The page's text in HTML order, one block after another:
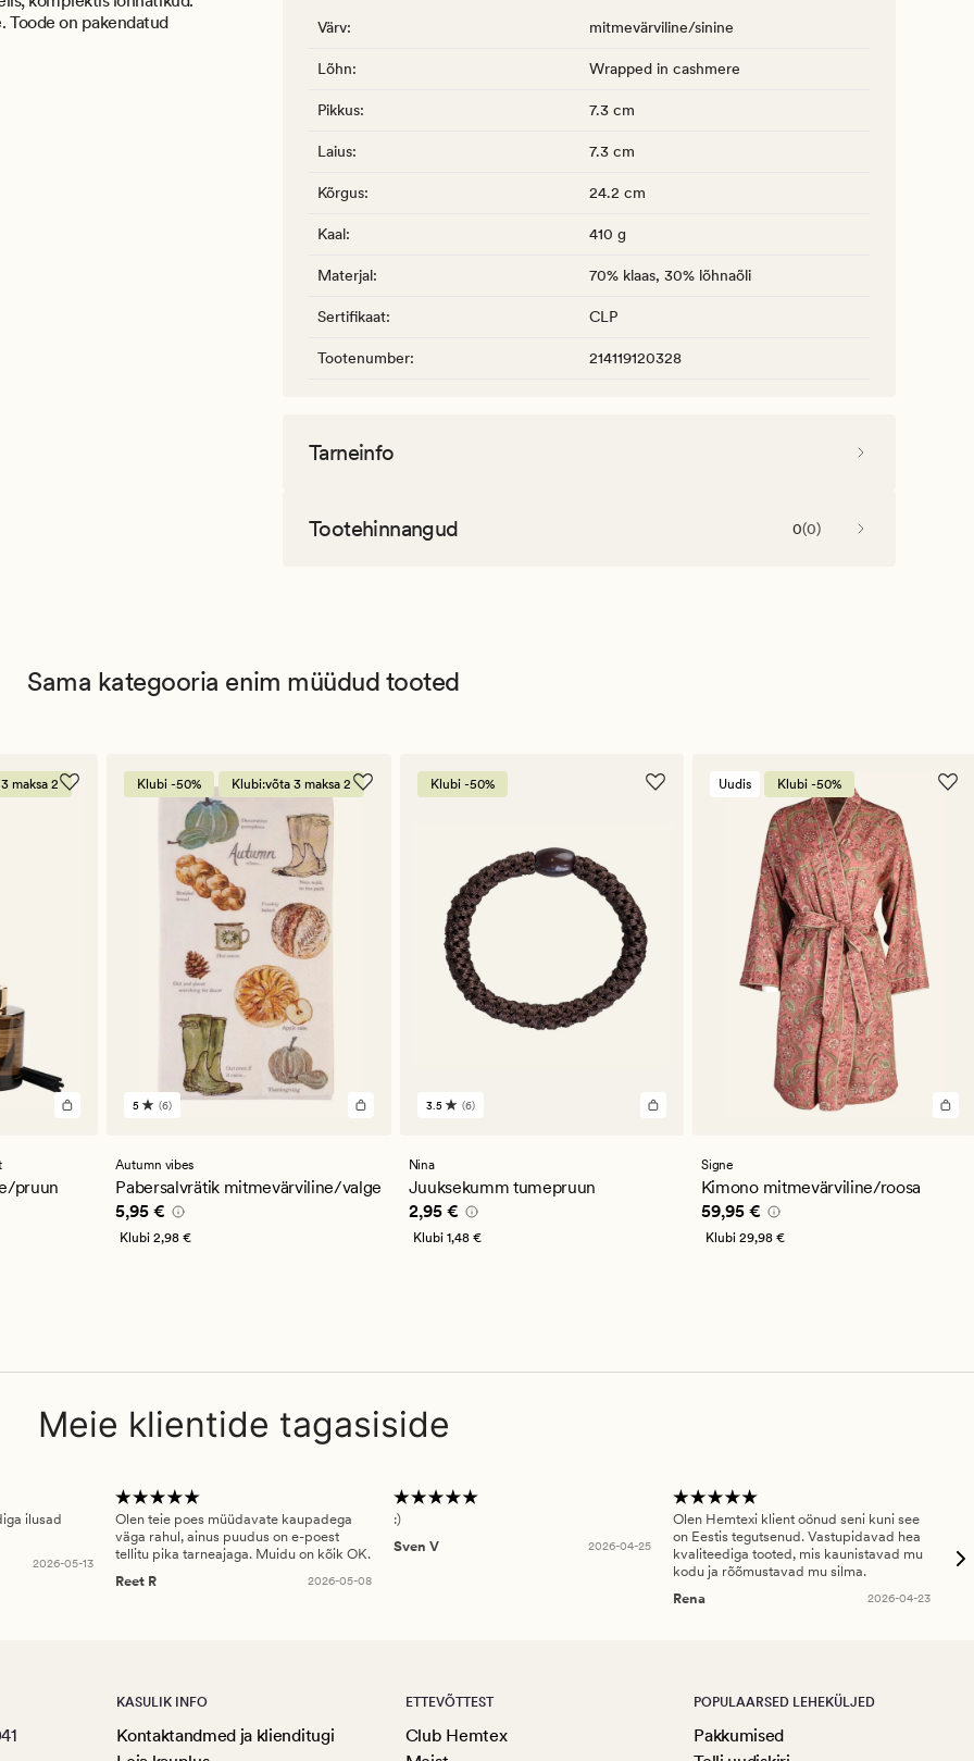
Toode on pakendatud
Värv: mitmevärviline/sinine
Lõhn: Wrapped in cashmere
Pikkus: 7.3 cm
Laius: 7.3 cm
Kõrgus: 24.2 cm
Kaal: 410 g
Materjal: 70% klaas, 30% lõhnaõli
Sertifikaat: CLP
Tootenumber: 214119120328
Tarneinfo
Tootehinnangud 0(0)
Sama kategooria enim müüdud tooted
maksa 2
pruun
Klubi -50% Klubi:võta 3 maksa 2
6
hinnanguga
5
5 (6)
Autumn vibes
Pabersalvrätik mitmevärviline/valge
Pris_ee 5,95 €
5,95 €
Klubi2,98 €
Klubi -50%
6
hinnanguga
3.5
3.5 (6)
Nina
Juuksekumm tumepruun
Pris_ee 2,95 €
2,95 €
Klubi 1,48 €
Uudis Klubi -50%
Signe
Kimono mitmevärviline/roosa
Pris_ee 59,95 €
59,95 €
Klubi 29,98 €
Meie klientide tagasiside
ilusad
2026-05-13
Olen teie poes müüdavate kaupadega
väga rahul, ainus puudus on e-poest
tellitu pika tarneajaga. Muidu on kõik OK.
Reet R
2026-05-08
:)
Sven V
2026-04-25
Olen Hemtexi klient oönud seni kuni see
on Eestis tegutsenud. Vastupidavad hea
kvaliteediga tooted, mis kaunistavad mu
kodu ja rõõmustavad mu silma.
Rena
2026-04-23
KASULIK INFO
Kontaktandmed ja klienditugi
ETTEVÕTTEST
Club Hemtex
POPULAARSED LEHEKÜLJED
Pakkumised